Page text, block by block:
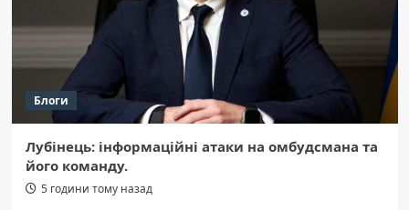
Блоги
Лубінець: інформаційні атаки на омбудсмана та
його команду.
5 години тому назад